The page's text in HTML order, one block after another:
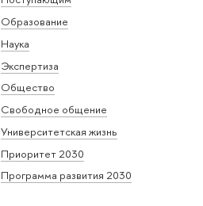
Образование
Наука
Экспертиза
Общество
Свободное общение
Университетская жизнь
Приоритет 2030
Программа развития 2030